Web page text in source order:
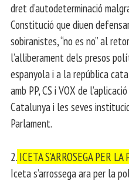
dret d’autodeterminació
Constitució que diuen
sobiranistes, “no es no” al
l’alliberament dels presos
espanyola i a la república
amb PP, CS i VOX de
Catalunya i les seves
Parlament.
2. ICETA S’ARROSEGA PER LA
Iceta s’arrossega ara per la